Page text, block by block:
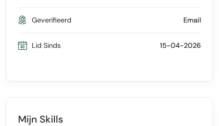
Geverifieerd Email
Lid Sinds 15-04-2026
Mijn Skills